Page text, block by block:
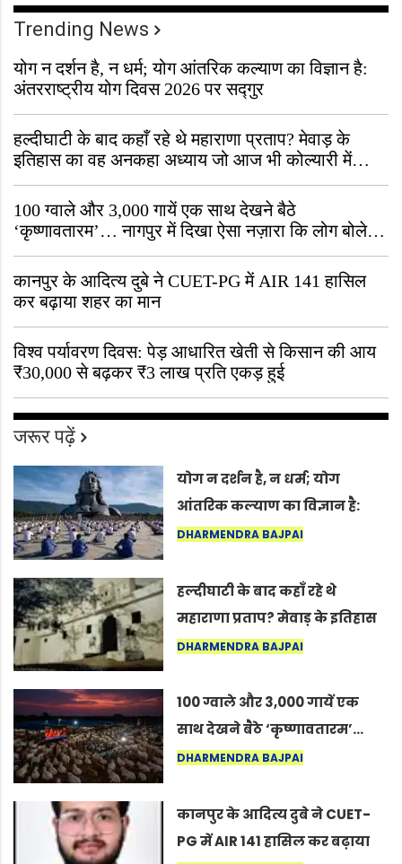
Trending News
योग न दर्शन है, न धर्म; योग आंतरिक कल्याण का विज्ञान है:
अंतरराष्ट्रीय योग दिवस 2026 पर सद्गुर
हल्दीघाटी के बाद कहाँ रहे थे महाराणा प्रताप? मेवाड़ के
इतिहास का वह अनकहा अध्याय जो आज भी कोल्यारी में
जीवित है
100 ग्वाले और 3,000 गायें एक साथ देखने बैठे
‘कृष्णावतारम’… नागपुर में दिखा ऐसा नज़ारा कि लोग बोले,
“ऐसा तो सिर्फ़ कृष्ण ही कर सकते हैं”
कानपुर के आदित्य दुबे ने CUET-PG में AIR 141 हासिल
कर बढ़ाया शहर का मान
विश्व पर्यावरण दिवस: पेड़ आधारित खेती से किसान की आय
₹30,000 से बढ़कर ₹3 लाख प्रति एकड़ हुई
जरूर पढ़ें
योग न दर्शन है, न धर्म; योग
आंतरिक कल्याण का विज्ञान है:
अंतरराष्ट्रीय योग दिवस 2026 पर
DHARMENDRA BAJPAI
हल्दीघाटी के बाद कहाँ रहे थे
महाराणा प्रताप? मेवाड़ के इतिहास
का वह अनकहा अध्याय जो आज भी
DHARMENDRA BAJPAI
100 ग्वाले और 3,000 गायें एक
साथ देखने बैठे ‘कृष्णावतारम’…
नागपुर में दिखा ऐसा नज़ारा कि
कर सकते हैं”
DHARMENDRA BAJPAI
कानपुर के आदित्य दुबे ने CUET-
PG में AIR 141 हासिल कर बढ़ाया